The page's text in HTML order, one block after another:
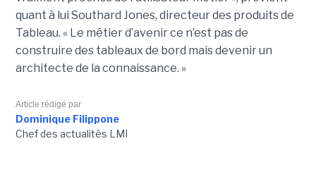
quant à lui Southard Jones, directeur des produits de
Tableau. « Le métier d’avenir ce n’est pas de
construire des tableaux de bord mais devenir un
architecte de la connaissance. »
Article rédigé par
Dominique Filippone
Chef des actualités LMI